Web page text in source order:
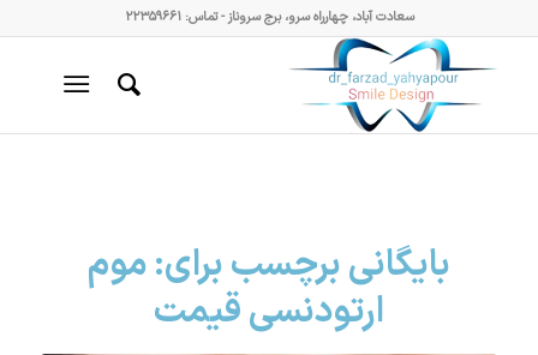
سعادت آباد، چهارراه سرو، برج سروناز - تماس: ۲۲۳۵۹۶۶۱
بایگانی برچسب برای:موم
ارتودنسی قیمت